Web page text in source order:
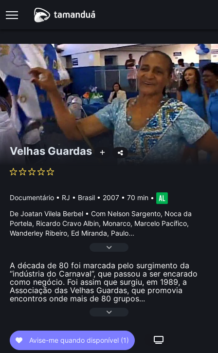
Velhas Guardas
Documentário • RJ • Brasil • 2007 • 70 min •
De Joatan Vilela Berbel • Com Nelson Sargento, Noca da
Portela, Ricardo Cravo Albin, Monarco, Marcelo Pací­fico,
Wanderley Ribeiro, Ed Miranda, Paulo...
A década de 80 foi marcada pelo surgimento da
“indústria do Carnaval”, que passou a ser encarado
como negócio. Foi assim que surgiu, em 1989, a
Associação das Velhas Guardas, que promovia
encontros onde mais de 80 grupos...
Avise-me quando disponível (1)